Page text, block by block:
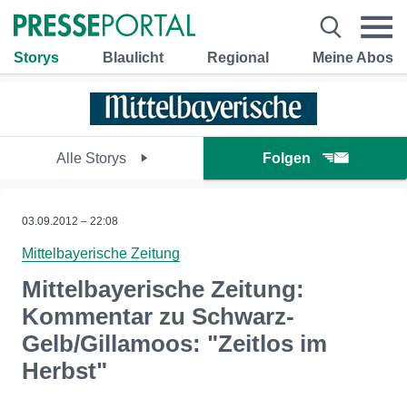
Storys Blaulicht Regional Meine Abos
Alle Storys Folgen
03.09.2012 – 22:08
Mittelbayerische Zeitung
Mittelbayerische Zeitung:
Kommentar zu Schwarz-
Gelb/Gillamoos: "Zeitlos im
Herbst"